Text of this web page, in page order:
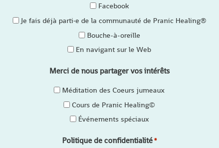
Facebook
Je fais déjà parti·e de la communauté de Pranic Healing®
Bouche-à-oreille
En navigant sur le Web
Merci de nous partager vos intérêts
Méditation des Coeurs jumeaux
Cours de Pranic Healing©
Événements spéciaux
Politique de confidentialité*